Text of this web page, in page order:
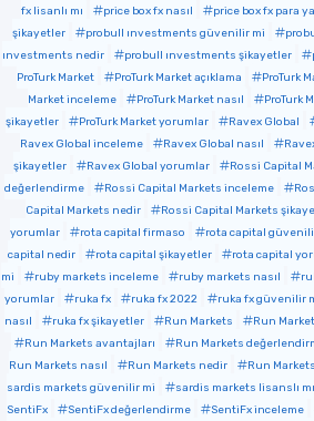
fx lisanlı mı
price box fx nasıl price box fx para
şikayetler
probull ınvestments güvenilir mi
ınvestments nedir
probull ınvestments şikayetler
ProTurk Market
ProTurk Market açıklama ProTurk
Market inceleme
ProTurk Market nasıl ProTurk
şikayetler
ProTurk Market yorumlar Ravex Global
Ravex Global inceleme
Ravex Global nasıl
şikayetler
Ravex Global yorumlar Rossi Capital
değerlendirme
Rossi Capital Markets inceleme
Capital Markets nedir
Rossi Capital Markets
yorumlar
rota capital firmaso rota capital
capital nedir
rota capital şikayetler rota capital
mi
ruby markets inceleme ruby markets nasıl
yorumlar
ruka fx ruka fx 2022 ruka fx güvenilir
nasıl
ruka fx şikayetler Run Markets Run
Run Markets avantajları
Run Markets
Run Markets nasıl
Run Markets nedir Run
sardis markets güvenilir mi
sardis markets lisanslı mı
SentiFx
SentiFx değerlendirme SentiFx inceleme